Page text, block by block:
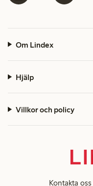
Om Lindex
Hjälp
Villkor och policy
Kontakta oss